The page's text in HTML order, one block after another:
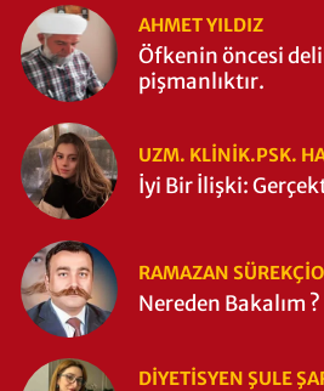
AHMET YILDIZ
Öfkenin öncesi
pişmanlıktır.
UZM. KLINIK.PSK.
İyi Bir İlişki:
RAMAZAN
Nereden Bakalım ?
DIYETISYEN ŞULE